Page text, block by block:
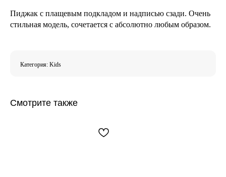
Пиджак с плащевым подкладом и надписью сзади. Очень
стильная модель, сочетается с абсолютно любым образом.
Категория: Kids
Смотрите также